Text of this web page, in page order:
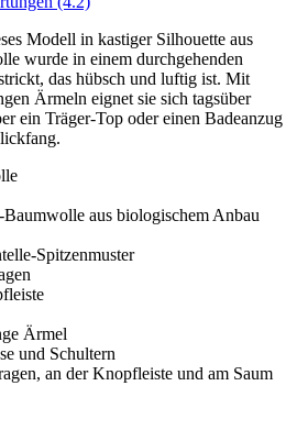
Modell in kastiger Silhouette aus
wurde in einem durchgehenden
das hübsch und luftig ist. Mit
Ärmeln eignet sie sich tagsüber
ein Träger-Top oder einen Badeanzug
Baumwolle aus biologischem Anbau
Spitzenmuster
Ärmel
und Schultern
an der Knopfleiste und am Saum